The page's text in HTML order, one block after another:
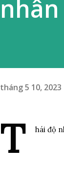
tháng 5 10, 2023
T hái độ